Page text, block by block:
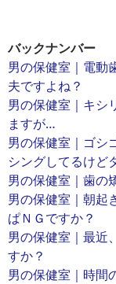
バックナンバー
男の保健室｜電動
夫ですよね？
男の保健室｜キシ
ますが…
男の保健室｜ゴシ
シングしてるけど
男の保健室｜歯の
男の保健室｜朝起
ぱＮＧですか？
男の保健室｜最近
すか？
男の保健室｜時間